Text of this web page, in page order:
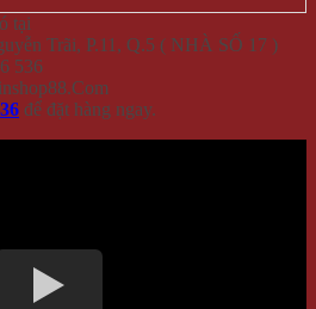
tại
Trãi, P.11, Q.5 ( NHÀ SỐ 17 )
536
để đặt hàng ngay.